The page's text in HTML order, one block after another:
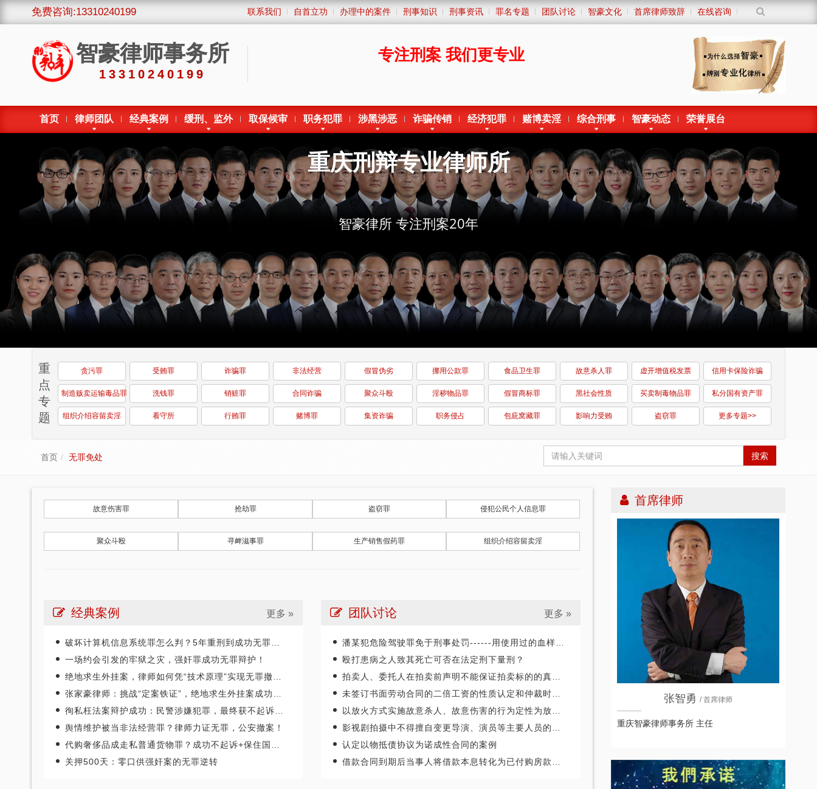
免费咨询:13310240199 联系我们 自首立功 办理中的案件 刑事知识 刑事资讯 罪名专题 团队讨论 智豪文化 首席律师致辞 在线咨询
智豪律师事务所
13310240199
专注刑案 我们更专业
首页 律师团队 经典案例 缓刑、监外 取保候审 职务犯罪 涉黑涉恶 诈骗传销 经济犯罪 赌博卖淫 综合刑事 智豪动态 荣誉展台
重庆刑辩专业律师所
智豪律所 专注刑案20年
重
点
专
题
贪污罪 受贿罪 诈骗罪 非法经营 假冒伪劣 挪用公款罪 食品卫生罪 故意杀人罪 虚开增值税发票 信用卡保险诈骗
制造贩卖运输毒品罪 洗钱罪 销赃罪 合同诈骗 聚众斗殴 淫秽物品罪 假冒商标罪 黑社会性质 买卖制毒物品罪 私分国有资产罪
组织介绍容留卖淫 看守所 行贿罪 赌博罪 集资诈骗 职务侵占 包庇窝藏罪 影响力受贿 盗窃罪 更多专题>>
首页 无罪免处 搜索
故意伤害罪 抢劫罪 盗窃罪 侵犯公民个人信息罪
聚众斗殴 寻衅滋事罪 生产销售假药罪 组织介绍容留卖淫
经典案例 更多 »
破坏计算机信息系统罪怎么判？5年重刑到成功无罪辩护
一场约会引发的牢狱之灾，强奸罪成功无罪辩护！
绝地求生外挂案，律师如何凭“技术原理”实现无罪撤案？
张家豪律师：挑战“定案铁证”，绝地求生外挂案成功无罪撤案！
徇私枉法案辩护成功：民警涉嫌犯罪，最终获不起诉决定
舆情维护被当非法经营罪？律师力证无罪，公安撤案！
代购奢侈品成走私普通货物罪？成功不起诉+保住国企工作！
关押500天：零口供强奸案的无罪逆转
团队讨论 更多 »
潘某犯危险驾驶罪免于刑事处罚------用使用过的血样检材重新鉴定，该鉴定结论不具有合法性、真实性
殴打患病之人致其死亡可否在法定刑下量刑？
拍卖人、委托人在拍卖前声明不能保证拍卖标的的真伪或品质的，不承担瑕疵担保责任
未签订书面劳动合同的二倍工资的性质认定和仲裁时效计算
以放火方式实施故意杀人、故意伤害的行为定性为放火罪还是故意杀人罪
影视剧拍摄中不得擅自变更导演、演员等主要人员的人选
认定以物抵债协议为诺成性合同的案例
借款合同到期后当事人将借款本息转化为已付购房款而签订的房屋买卖合同为诺成性合同
首席律师
张智勇 / 首席律师
重庆智豪律师事务所 主任